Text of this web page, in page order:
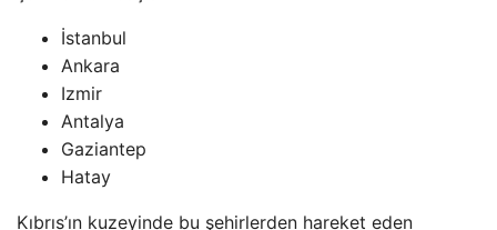
İstanbul
Ankara
Izmir
Antalya
Gaziantep
Hatay
Kıbrıs’ın kuzeyinde bu şehirlerden hareket eden